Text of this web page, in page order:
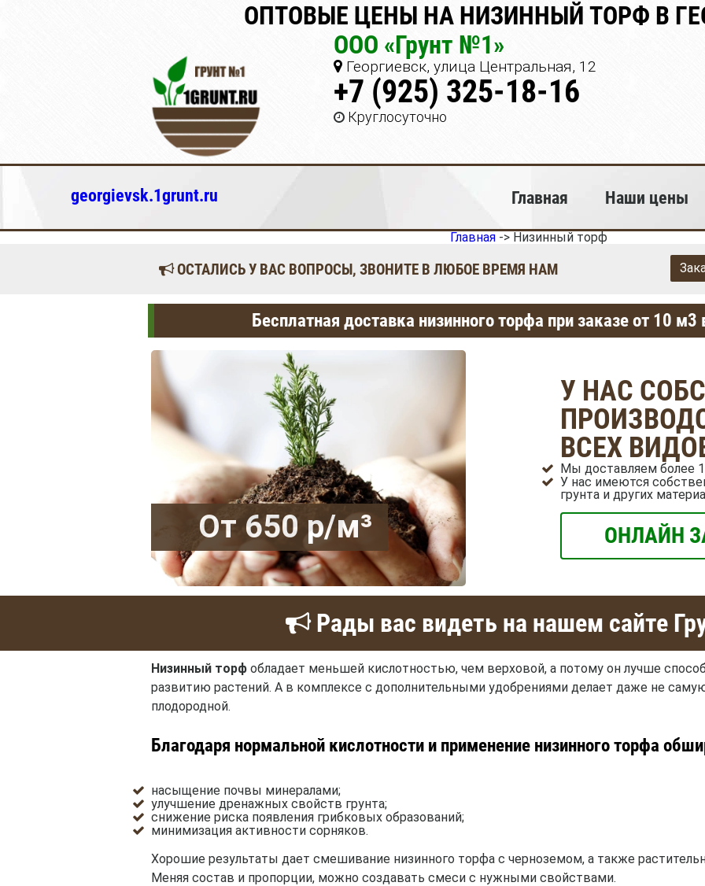
ОПТОВЫЕ ЦЕНЫ НА НИЗИННЫЙ ТОРФ В
ООО «Грунт №1»
Георгиевск, улица Центральная, 12
+7 (925) 325-18-16
Круглосуточно
georgievsk.1grunt.ru Главная Наши цены
Главная -> Низинный торф
ОСТАЛИСЬ У ВАС ВОПРОСЫ, ЗВОНИТЕ В ЛЮБОЕ ВРЕМЯ НАМ
Бесплатная доставка низинного торфа при заказе от 10 м3
От 650 р/м³
У НАС
ВСЕХ
Мы доставляем более
У нас имеются
грунта и других
ОНЛАЙН
Рады вас видеть на нашем сайте
Низинный торф обладает меньшей кислотностью, чем верховой, а потому он лучше
развитию растений. А в комплексе с дополнительными удобрениями делает даже не
плодородной.
Благодаря нормальной кислотности и применение низинного торфа
насыщение почвы минералами;
улучшение дренажных свойств грунта;
снижение риска появления грибковых образований;
минимизация активности сорняков.
Хорошие результаты дает смешивание низинного торфа с черноземом, а также
Меняя состав и пропорции, можно создавать смеси с нужными свойствами.